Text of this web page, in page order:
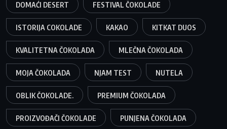
DOMAĆI DESERT FESTIVAL ČOKOLADE
ISTORIJA COKOLADE KAKAO KITKAT DUOS
KVALITETNA ČOKOLADA MLEČNA ČOKOLADA
MOJA ČOKOLADA NJAM TEST NUTELA
OBLIK ČOKOLADE. PREMIUM ČOKOLADA
PROIZVOĐAČI ČOKOLADE PUNJENA ČOKOLADA